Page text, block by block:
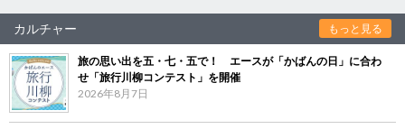
カルチャー もっと見る
旅の思い出を五・七・五で！ エースが「かばんの日」に合わ
せ「旅行川柳コンテスト」を開催
2026年8月7日